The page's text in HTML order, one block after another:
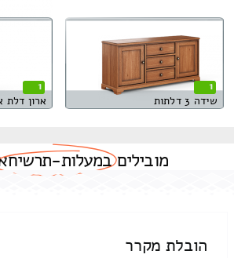
1
שידה 3 דלתות
1
ארון דלת
מוביליםבמעלות-
הובלת מקרר